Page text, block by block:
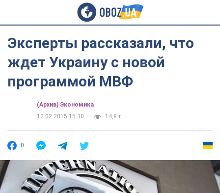
Эксперты рассказали, что
ждет Украину с новой
программой МВФ
(Архив) Экономика
12.02.2015 15:30
14,8 т.
0